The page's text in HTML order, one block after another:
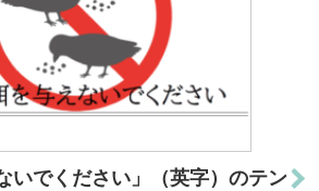
いでください」（英字）のテン